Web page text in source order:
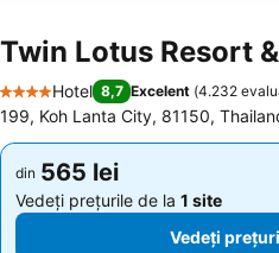
Twin Lotus Resort
4 Stele
Hotel 8,7 Excelent (4.232
199, Koh Lanta City, 81150,
din 565 lei
Vedeți prețurile de la 1 site
Vedeți
din 565 lei
Vedeți prețurile de la 1 site
Vedeți